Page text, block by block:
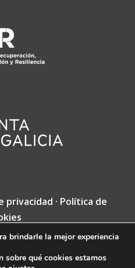
privacidad · Política de
Jacobea · Diseño web
.
brindarle la mejor experiencia
sobre qué cookies estamos